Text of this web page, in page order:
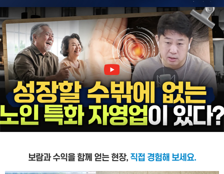
보람과 수익을 함께 얻는 현장, 직접 경험해 보세요.